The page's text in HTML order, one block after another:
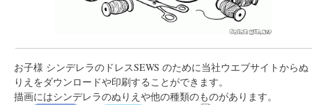
お子様 シンデレラのドレスSEWS のために当社ウエブサイトからぬ
りえをダウンロードや印刷することができます。
描画にはシンデレラのぬりえや他の種類のものがあります。